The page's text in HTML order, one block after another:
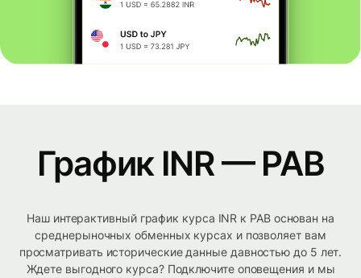
График INR — PAB
Наш интерактивный график курса INR к PAB основан на
среднерыночных обменных курсах и позволяет вам
просматривать исторические данные давностью до 5 лет.
Ждете выгодного курса? Подключите оповещения и мы